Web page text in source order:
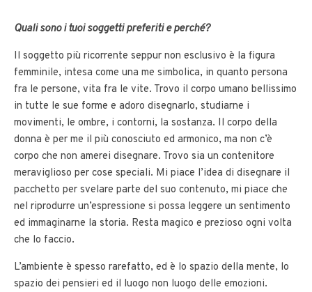
Quali sono i tuoi soggetti preferiti e perché?
Il soggetto più ricorrente seppur non esclusivo è la figura
femminile, intesa come una me simbolica, in quanto persona
fra le persone, vita fra le vite. Trovo il corpo umano bellissimo
in tutte le sue forme e adoro disegnarlo, studiarne i
movimenti, le ombre, i contorni, la sostanza. Il corpo della
donna è per me il più conosciuto ed armonico, ma non c’è
corpo che non amerei disegnare. Trovo sia un contenitore
meraviglioso per cose speciali. Mi piace l’idea di disegnare il
pacchetto per svelare parte del suo contenuto, mi piace che
nel riprodurre un’espressione si possa leggere un sentimento
ed immaginarne la storia. Resta magico e prezioso ogni volta
che lo faccio.
L’ambiente è spesso rarefatto, ed è lo spazio della mente, lo
spazio dei pensieri ed il luogo non luogo delle emozioni.